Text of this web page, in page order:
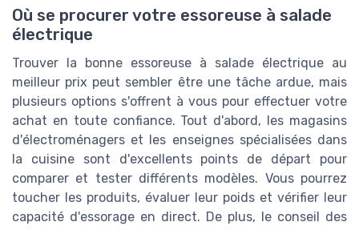
Où se procurer votre essoreuse à salade
électrique
Trouver la bonne essoreuse à salade électrique au
meilleur prix peut sembler être une tâche ardue, mais
plusieurs options s'offrent à vous pour effectuer votre
achat en toute confiance. Tout d'abord, les magasins
d'électroménagers et les enseignes spécialisées dans
la cuisine sont d'excellents points de départ pour
comparer et tester différents modèles. Vous pourrez
toucher les produits, évaluer leur poids et vérifier leur
capacité d'essorage en direct. De plus, le conseil des